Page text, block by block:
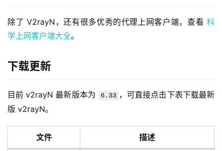
除了 V2rayN，还有很多优秀的代理上网客户端，查看 科
学上网客户端大全。
下载更新
目前 v2rayN 最新版本为 6.33 ，可直接点击下表下载最新
版 v2rayN。
文件 描述